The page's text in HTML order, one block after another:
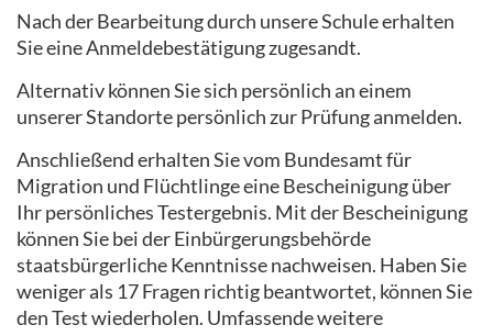
Nach der Bearbeitung durch unsere Schule erhalten
Sie eine Anmeldebestätigung zugesandt.
Alternativ können Sie sich persönlich an einem
unserer Standorte persönlich zur Prüfung anmelden.
Anschließend erhalten Sie vom Bundesamt für
Migration und Flüchtlinge eine Bescheinigung über
Ihr persönliches Testergebnis. Mit der Bescheinigung
können Sie bei der Einbürgerungsbehörde
staatsbürgerliche Kenntnisse nachweisen. Haben Sie
weniger als 17 Fragen richtig beantwortet, können Sie
den Test wiederholen. Umfassende weitere